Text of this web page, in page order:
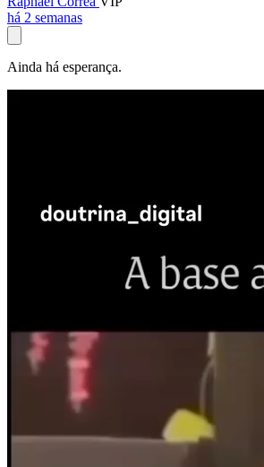
há 2 semanas
Ainda há esperança.